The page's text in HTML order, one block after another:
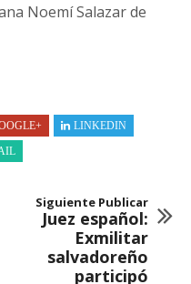
Noemí Salazar de
LINKEDIN
Siguiente Publicar
Juez español:
Exmilitar
salvadoreño
participó